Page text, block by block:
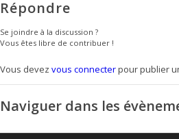
Répondre
Se joindre à la discussion ?
Vous êtes libre de contribuer !
Vous devez vous connecterpour publier
Naviguer dans les